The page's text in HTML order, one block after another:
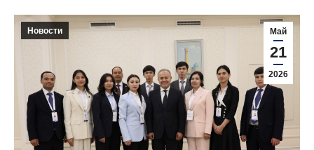
Май
21
2026
Новости